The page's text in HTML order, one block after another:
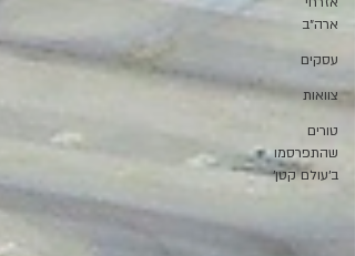
ארה״ב
עסקים
צוואות
טורים
שהתפרסמו
ב׳עולם קטן׳